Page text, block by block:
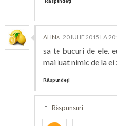
ALINA 20 IULIE 2015 LA
sa te bucuri de ele.
mai luat nimic de la ei
Răspundeți
Răspunsuri